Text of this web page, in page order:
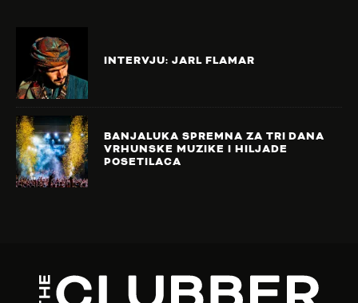
INTERVJU: JARL FLAMAR
BANJALUKA SPREMNA ZA TRI DANA
VRHUNSKE MUZIKE I HILJADE
POSETILACA